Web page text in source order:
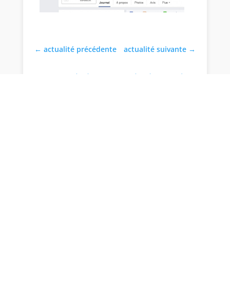
←actualité précédente actualité suivante→
Communication Direction Santé